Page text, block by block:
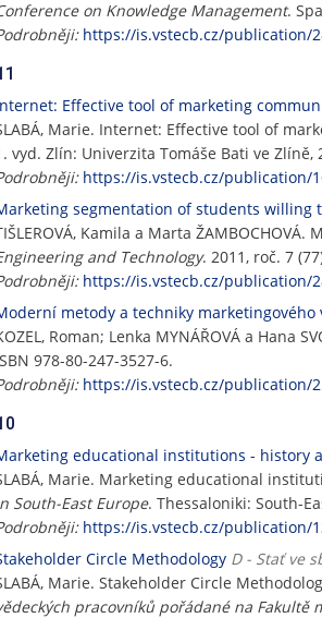
on Knowledge Management.
https://is.vstecb.cz/publication/
Effective tool of marketing
Marie. Internet: Effective tool of
vyd. Zlín: Univerzita Tomáše Bati ve Zlíně,
https://is.vstecb.cz/publication/
segmentation of students willing
Kamila a Marta
and Technology. 2011, roč. 7
https://is.vstecb.cz/publication/
metody a techniky marketingového
Roman; Lenka MYNÁŘOVÁ a Hana
978-80-247-3527-6.
https://is.vstecb.cz/publication/
educational institutions - history
Marie. Marketing educational
South-East Europe. Thessaloniki: South-
https://is.vstecb.cz/publication/
Circle Methodology D - Stať ve
Marie. Stakeholder Circle
pracovníků pořádané na Fakultě